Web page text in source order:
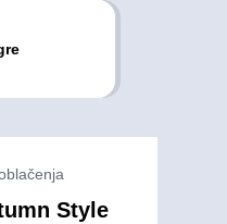
Style